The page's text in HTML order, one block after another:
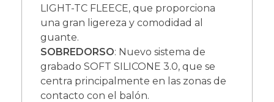
LIGHT-TC FLEECE, que proporciona
una gran ligereza y comodidad al
guante.
SOBREDORSO: Nuevo sistema de
grabado SOFT SILICONE 3.0, que se
centra principalmente en las zonas de
contacto con el balón.